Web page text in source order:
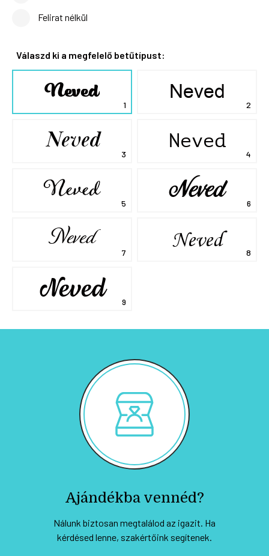
Felirat nélkül
Válaszd ki a megfelelő betűtípust:
Neved Neved
Neved Neved
Neved Neved
Neved Neved
Neved
Ajándékba vennéd?
Nálunk biztosan megtalálod az igazit. Ha
kérdésed lenne, szakértőink segítenek.